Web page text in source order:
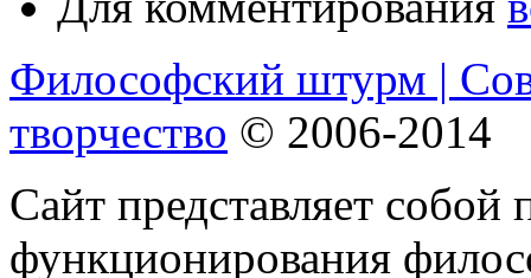
Философский штурм |
творчество © 2006-2014
Сайт представляет собой
функционирования